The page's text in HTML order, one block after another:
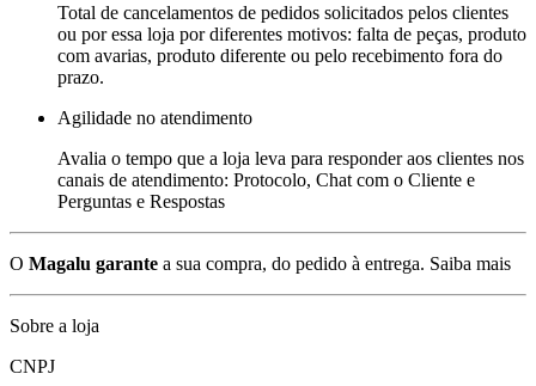
Total de cancelamentos de pedidos solicitados pelos clientes
ou por essa loja por diferentes motivos: falta de peças, produto
com avarias, produto diferente ou pelo recebimento fora do
prazo.
Agilidade no atendimento
Avalia o tempo que a loja leva para responder aos clientes nos
canais de atendimento: Protocolo, Chat com o Cliente e
Perguntas e Respostas
O Magalu garante a sua compra, do pedido à entrega. Saiba mais
Sobre a loja
CNPJ